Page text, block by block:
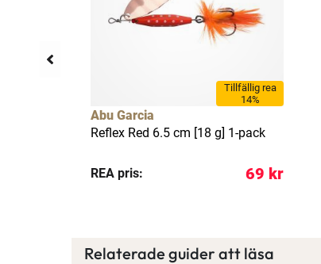
Tillfällig rea
14%
Abu Garcia
Reflex Red 6.5 cm [18 g] 1-pack
REA pris: 69 kr
Relaterade guider att läsa